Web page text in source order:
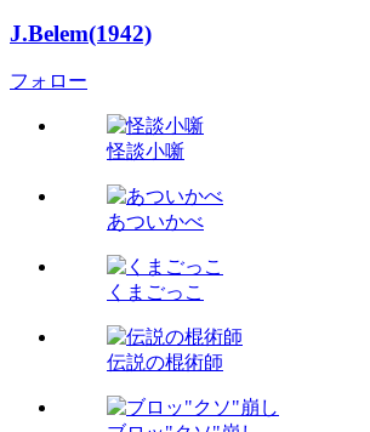
J.Belem(1942)
フォロー
怪談小噺
あついかべ
くまごっこ
伝説の棍術師